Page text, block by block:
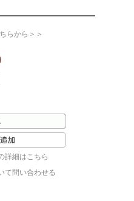
らから＞＞
詳細はこちら
て問い合わせる